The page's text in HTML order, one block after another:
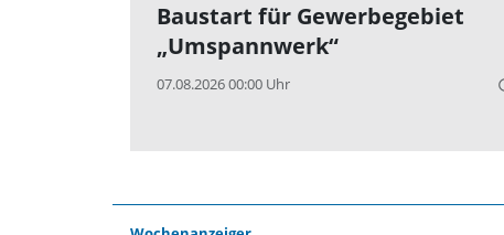
Baustart für Gewerbegebiet
„Umspannwerk“
07.08.2026 00:00 Uhr